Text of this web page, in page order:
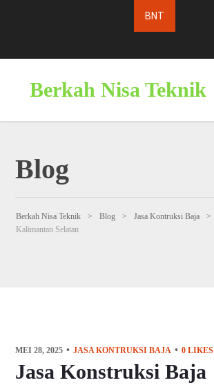
Berkah Nisa Teknik
Blog
Berkah Nisa Teknik > Blog > Jasa Kontruksi Baja >
Kalimantan Selatan
MEI 28, 2025 JASA KONTRUKSI BAJA 0 LIKES
Jasa Konstruksi Baja